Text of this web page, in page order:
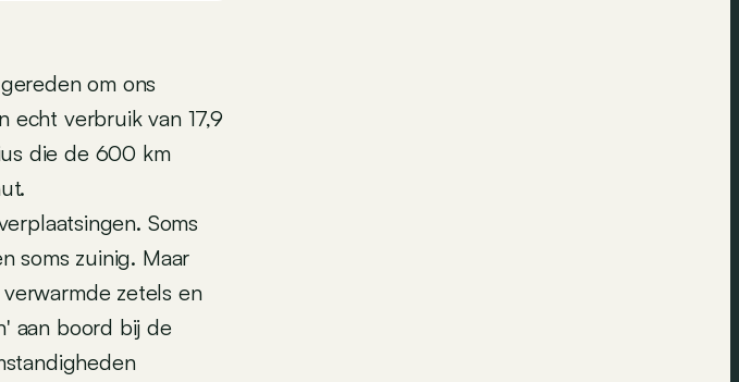
om ons
echt verbruik van 17,9
die de 600 km
Soms
soms zuinig. Maar
zetels en
aan boord bij de